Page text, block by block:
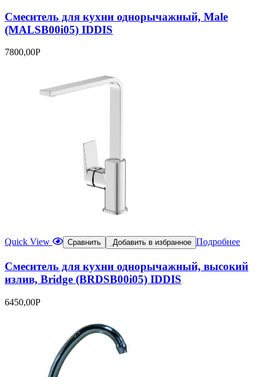
Смеситель для кухни однорычажный, Male
(MALSB00i05) IDDIS
7800,00Р
Quick View Сравнить Добавить в избранное Подробнее
Смеситель для кухни однорычажный, высокий
излив, Bridge (BRDSB00i05) IDDIS
6450,00Р